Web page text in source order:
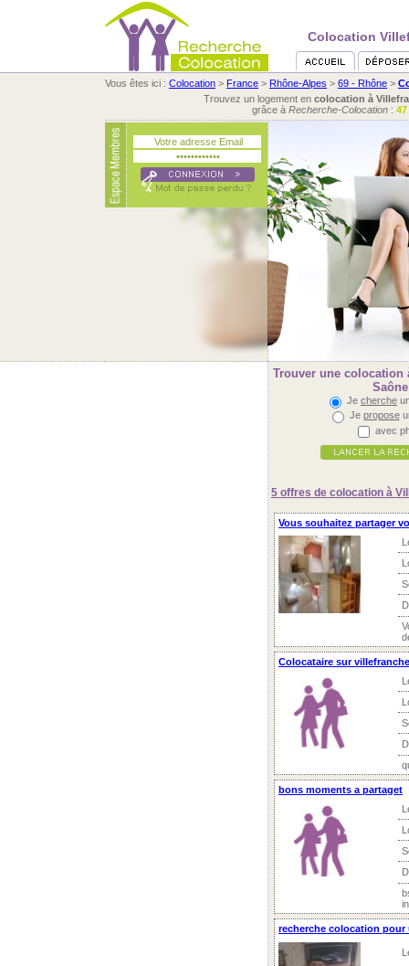
Colocation
Vous êtes ici : Colocation > France > Rhône-Alpes > 69 - Rhône >
Trouvez un logement en colocation à
grâce à Recherche-Colocation:
Trouver une colocation
Je cherche
Je propose
avec
5 offres de colocation à
Vous souhaitez partager
Colocataire sur
bons moments a partaget
recherche colocation pour